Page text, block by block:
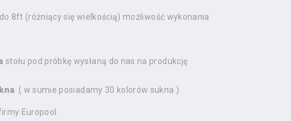
8ft (różniący się wielkością) możliwość wykonania
stołu pod próbkę wysłaną do nas na produkcję
( w sumie posiadamy 30 kolorów sukna )
Europool.